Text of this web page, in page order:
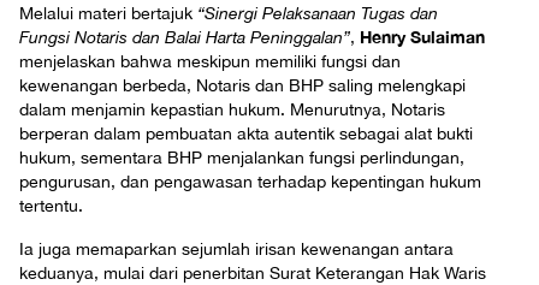
Melalui materi bertajuk “Sinergi Pelaksanaan Tugas dan
Fungsi Notaris dan Balai Harta Peninggalan”, Henry Sulaiman
menjelaskan bahwa meskipun memiliki fungsi dan
kewenangan berbeda, Notaris dan BHP saling melengkapi
dalam menjamin kepastian hukum. Menurutnya, Notaris
berperan dalam pembuatan akta autentik sebagai alat bukti
hukum, sementara BHP menjalankan fungsi perlindungan,
pengurusan, dan pengawasan terhadap kepentingan hukum
tertentu.
Ia juga memaparkan sejumlah irisan kewenangan antara
keduanya, mulai dari penerbitan Surat Keterangan Hak Waris